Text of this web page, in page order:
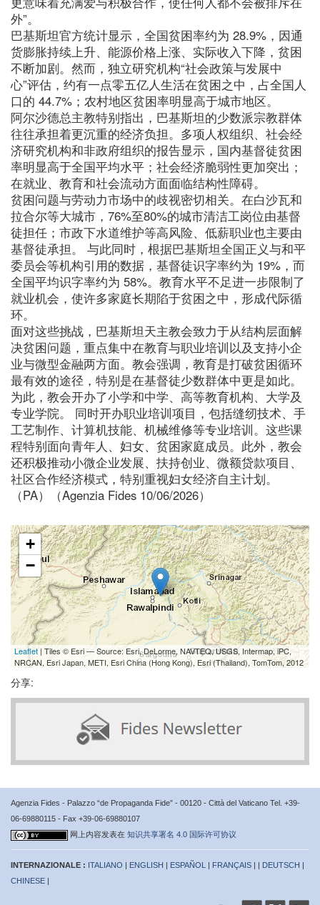
外”。
巴基斯坦官方统计显示，全国贫困率约为 28.9%，因通
货膨胀持续上升、能源价格上涨、实际收入下降，贫困
不断加剧。然而，独立研究机构“社会政策与发展中
心”评估，约有一点零五亿人生活在贫困之中，占全国人
口的 44.7%；农村地区贫困率明显高于城市地区。
阿尔沙德总主教特别指出，巴基斯坦的少数派宗教群体
往往承担着更沉重的经济负担。多项人权组织、社会经
济研究机构和非政府组织的报告显示，国内基督徒贫困
率明显高于全国平均水平；社会经济脆弱性更加突出；
在就业、教育和社会流动方面面临结构性障碍。
贫困问题与劳动力市场中的歧视密切相关。在白沙瓦和
拉合尔等大城市，76%至80%的城市清洁工岗位由基督
徒担任；市政下水道维护等高风险、低薪职业也主要由
基督徒承担。 与此同时，根据巴基斯坦全国正义与和平
委员会等机构引用的数据，基督徒识字率约为 19%，而
全国平均识字率约为 58%。教育水平不足进一步限制了
就业机会，使许多家庭长期陷于贫困之中，形成代际循
环。
面对这些挑战，巴基斯坦天主教会致力于从结构层面解
决贫困问题，重点集中在教育与职业培训以及支持小企
业与微型金融两方面。教会强调，教育是打破贫困循环
最有效的途径，特别是在基督徒少数群体中更是如此。
为此，教会开办了小学和中学、高等教育机构、大学及
专业学院。 同时开办职业培训项目，包括缝纫技术、手
工艺制作、计算机技能、机械维修等专业培训。这些课
程特别面向青年人、妇女、贫困家庭成员。此外，教会
还积极推动小微企业发展、扶持创业、微额贷款项目、
社区合作经济模式，特别重视妇女经济自主计划。
（PA）（Agenzia Fides 10/06/2026）
+
−
Leaflet | Tiles © Esri — Source: Esri, DeLorme, NAVTEQ, USGS, Intermap, iPC,
NRCAN, Esri Japan, METI, Esri China (Hong Kong), Esri (Thailand), TomTom, 2012
分享:
Agenzia Fides - Palazzo “de Propaganda Fide” - 00120 - Città del Vaticano Tel. +39-
06-69880115 - Fax +39-06-69880107
网上内容发表在 知识共享署名 4.0 国际许可协议
INTERNAZIONALE : ITALIANO | ENGLISH | ESPAÑOL | FRANÇAIS | | DEUTSCH |
CHINESE |